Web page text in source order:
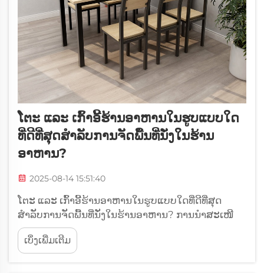
ໂຕະ ແລະ ເກົ້າອີ້ຮ້ານອາຫານໃນຮູບແບບໃດ
ທີ່ດີທີ່ສຸດສຳລັບການຈັດພື້ນທີ່ນັ່ງໃນຮ້ານ
ອາຫານ?
2025-08-14 15:51:40
ໂຕະ ແລະ ເກົ້າອີ້ຮ້ານອາຫານໃນຮູບແບບໃດທີ່ດີທີ່ສຸດ
ສຳລັບການຈັດພື້ນທີ່ນັ່ງໃນຮ້ານອາຫານ? ການນຳສະເໜີ
ກ່ຽວກັບການຈັດໂຕະ ແລະ ເກົ້າອີ້ໃນຮ້ານອາຫານ ການຈັດ
ພື້ນທີ່ຂອງຮ້ານອາຫານແມ່ນໜຶ່ງໃນອົງປະກອບສຳຄັນທີ່ສຸດ
ຂອງຄວາມສຳເລັດຂອງມັນ. ນອກຈາກຄຸນນະພາບຂອງ
ເບິ່ງເພີ່ມເຕີມ